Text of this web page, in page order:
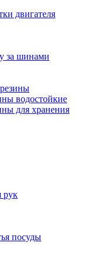
двигателя
за шинами
водостойкие
для хранения
рук
посуды